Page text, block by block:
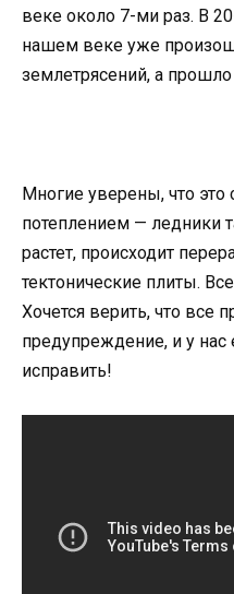
веке около 7-ми раз. В
нашем веке уже
землетрясений, а прошло
Многие уверены, что это
потеплением — ледники
растет, происходит
тектонические плиты.
Хочется верить, что все
предупреждение, и у
исправить!